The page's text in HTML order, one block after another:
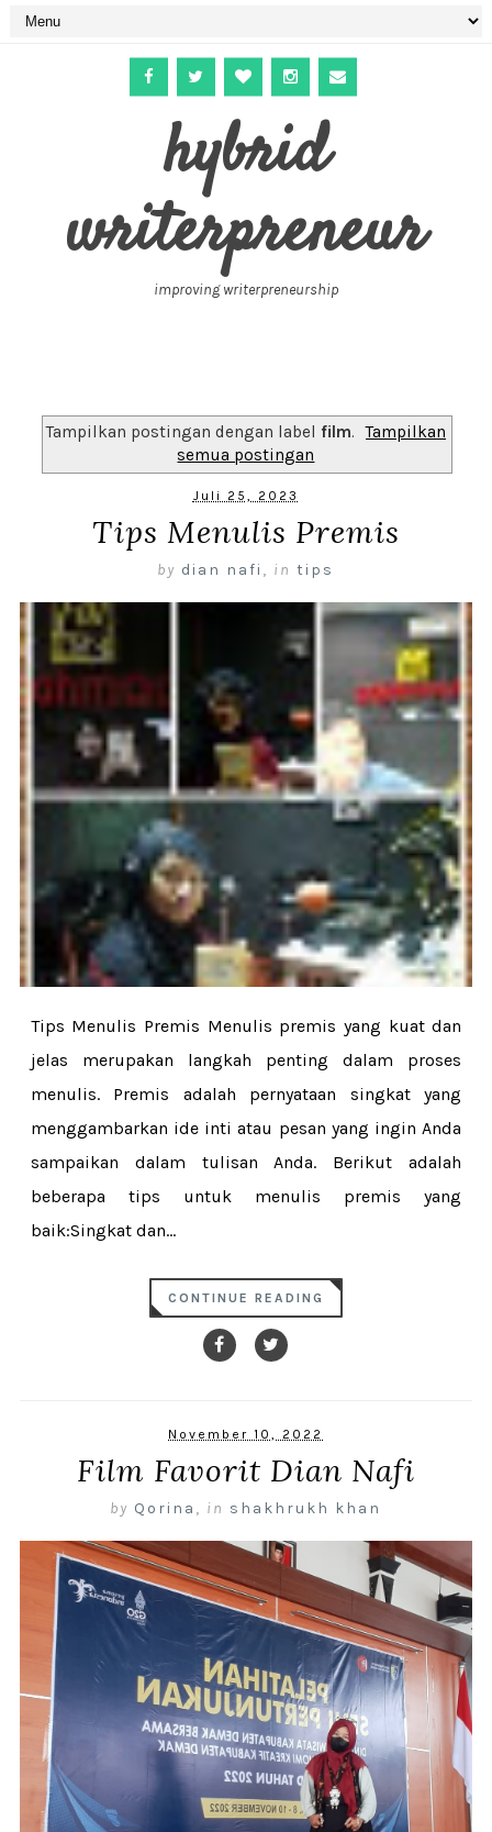
hybrid
writerpreneur
improving writerpreneurship
Tampilkan postingan dengan label film.
Tampilkan
semua postingan
Juli 25, 2023
Tips Menulis Premis
by dian nafi , in tips
Tips Menulis Premis Menulis premis yang kuat dan
jelas merupakan langkah penting dalam proses
menulis. Premis adalah pernyataan singkat yang
menggambarkan ide inti atau pesan yang ingin Anda
sampaikan dalam tulisan Anda. Berikut adalah
beberapa tips untuk menulis premis yang
baik:Singkat dan...
CONTINUE READING
November 10, 2022
Film Favorit Dian Nafi
by Qorina , in shakhrukh khan